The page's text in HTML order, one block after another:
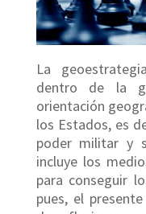
La
dentro de la
orientación
los Estados, es
poder militar y
incluye los
para conseguir
pues, el